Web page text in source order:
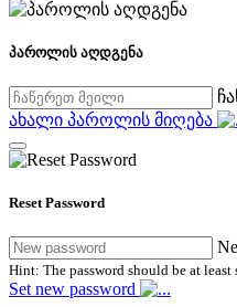
პაროლის აღდგენა
ახალი პაროლის მიღება
Reset Password
Hint: The password should be at least
Set new password